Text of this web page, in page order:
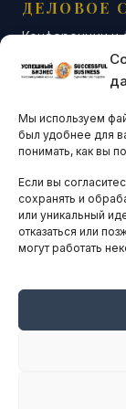
Мы используем
был удобнее для
понимать, как вы
Если вы
сохранять и
или уникальный
отказаться или
могут работать
ДЕЛОВОЕ
Конференции и
Бизнес-клубы и
Остальные
ARTICLES
Оплата онлайн